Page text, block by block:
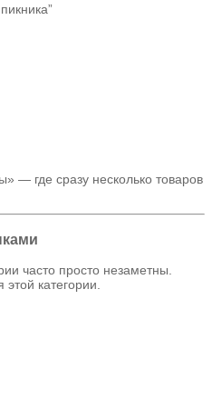
— где сразу несколько товаров
часто просто незаметны.
категории.